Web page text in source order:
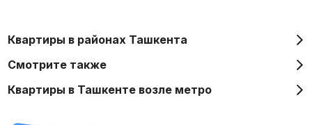
Квартиры в районах Ташкента
Смотрите также
Квартиры в Ташкенте возле метро